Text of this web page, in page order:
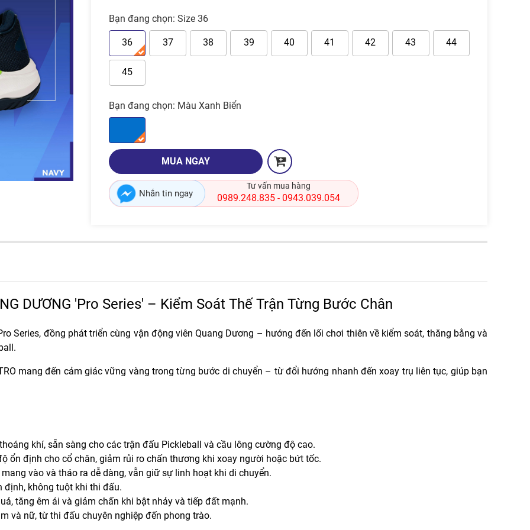
Bạn đang chọn: Size 36
36 37 38 39 40 41 42 43 44
45
Bạn đang chọn: Màu Xanh Biển
MUA NGAY
Nhắn tin ngay
Tư vấn mua hàng
0989.248.835 - 0943.039.054
DƯƠNG 'Pro Series' – Kiểm Soát Thế Trận Từng Bước Chân
Series, đồng phát triển cùng vận động viên Quang Dương – hướng đến lối chơi thiên về kiểm soát, thăng bằng và
.
mang đến cảm giác vững vàng trong từng bước di chuyển – từ đổi hướng nhanh đến xoay trụ liên tục, giúp bạn
khí, sẵn sàng cho các trận đấu Pickleball và cầu lông cường độ cao.
ổn định cho cổ chân, giảm rủi ro chấn thương khi xoay người hoặc bứt tốc.
vào và tháo ra dễ dàng, vẫn giữ sự linh hoạt khi di chuyển.
định, không tuột khi thi đấu.
tăng êm ái và giảm chấn khi bật nhảy và tiếp đất mạnh.
và nữ, từ thi đấu chuyên nghiệp đến phong trào.